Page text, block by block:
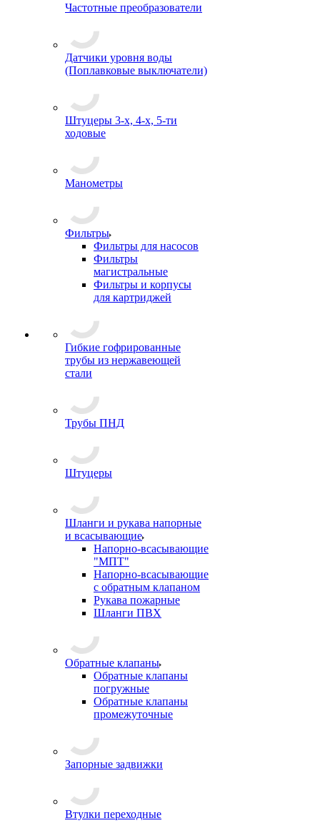
Частотные преобразователи
Датчики уровня воды
(Поплавковые выключатели)
Штуцеры 3-х, 4-х, 5-ти
ходовые
Манометры
Фильтры
Фильтры для насосов
Фильтры
магистральные
Фильтры и корпусы
для картриджей
Гибкие гофрированные
трубы из нержавеющей
стали
Трубы ПНД
Штуцеры
Шланги и рукава напорные
и всасывающие
Напорно-всасывающие
"МПТ"
Напорно-всасывающие
с обратным клапаном
Рукава пожарные
Шланги ПВХ
Обратные клапаны
Обратные клапаны
погружные
Обратные клапаны
промежуточные
Запорные задвижки
Втулки переходные